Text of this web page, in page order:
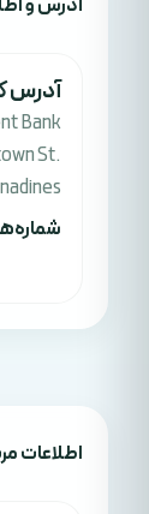
آدرس‌ و
آدرس
Bank
St.
اطلاعات